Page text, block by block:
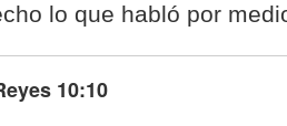
lo que habló por
10:10